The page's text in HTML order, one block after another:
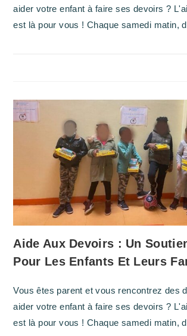
aider votre enfant à faire ses devoirs ?
est là pour vous ! Chaque samedi matin,
Aide Aux Devoirs : Un
Pour Les Enfants Et Leurs
Vous êtes parent et vous rencontrez des
aider votre enfant à faire ses devoirs ?
est là pour vous ! Chaque samedi matin,